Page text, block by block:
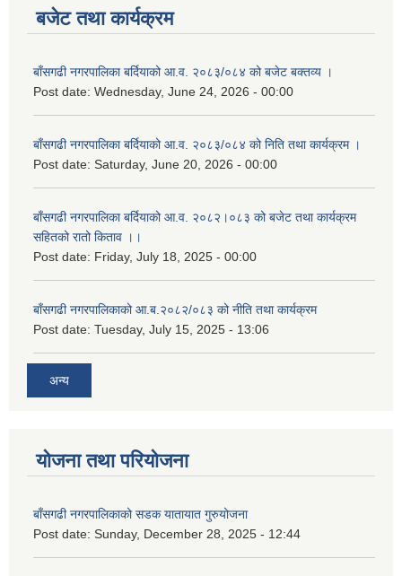
बजेट तथा कार्यक्रम
बाँसगढी नगरपालिका बर्दियाको आ.व. २०८३/०८४ को बजेट बक्तव्य ।
Post date: Wednesday, June 24, 2026 - 00:00
बाँसगढी नगरपालिका बर्दियाको आ.व. २०८३/०८४ को निति तथा कार्यक्रम ।
Post date: Saturday, June 20, 2026 - 00:00
बाँसगढी नगरपालिका बर्दियाको आ.व. २०८२।०८३ को बजेट तथा कार्यक्रम
सहितको रातो किताव ।।
Post date: Friday, July 18, 2025 - 00:00
बाँसगढी नगरपालिकाको आ.ब.२०८२/०८३ को नीति तथा कार्यक्रम
Post date: Tuesday, July 15, 2025 - 13:06
अन्य
योजना तथा परियोजना
बाँसगढी नगरपालिकाको सडक यातायात गुरुयोजना
Post date: Sunday, December 28, 2025 - 12:44